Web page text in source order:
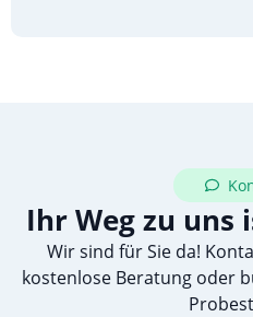
Ihr Weg zu uns
Wir sind für Sie da!
kostenlose Beratung oder